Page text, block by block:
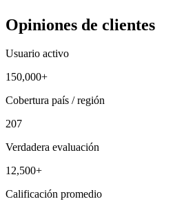
Opiniones de clientes
Usuario activo
150,000+
Cobertura país / región
207
Verdadera evaluación
12,500+
Calificación promedio